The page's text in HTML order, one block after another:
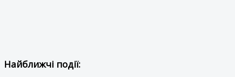
Найближчі події: